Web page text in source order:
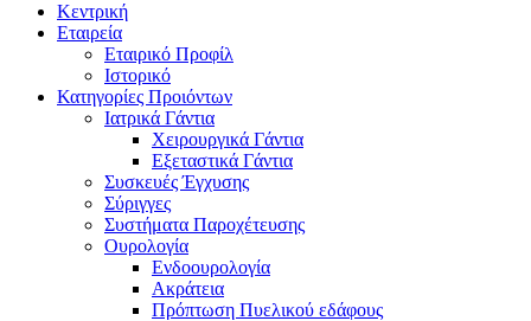
Κεντρική
Εταιρεία
Εταιρικό Προφίλ
Ιστορικό
Κατηγορίες Προιόντων
Ιατρικά Γάντια
Χειρουργικά Γάντια
Εξεταστικά Γάντια
Συσκευές Έγχυσης
Σύριγγες
Συστήματα Παροχέτευσης
Ουρολογία
Ενδοουρολογία
Ακράτεια
Πρόπτωση Πυελικού εδάφους